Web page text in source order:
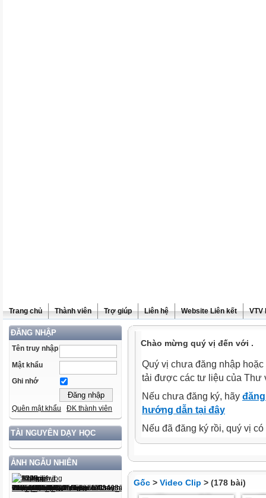
Trang chủ Thành viên Trợ giúp Liên hệ Website Liên kết VTV
ĐĂNG NHẬP
Tên truy nhập
Mật khẩu
Ghi nhớ
Quên mật khẩu ĐK thành viên
TÀI NGUYÊN DẠY HỌC
ẢNH NGẪU NHIÊN
Chào mừng quý vị đến với .
Quý vị chưa đăng nhập
tải được các tư liệu của Thư
Nếu chưa đăng ký, hãy
hướng dẫn tại đây
Nếu đã đăng ký rồi, quý vị
Gốc > Video Clip > (178 bài)